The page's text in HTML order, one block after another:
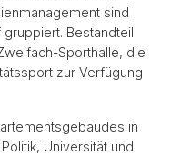
sind
Bestandteil
Sporthalle, die
zur Verfügung
in
Universität und